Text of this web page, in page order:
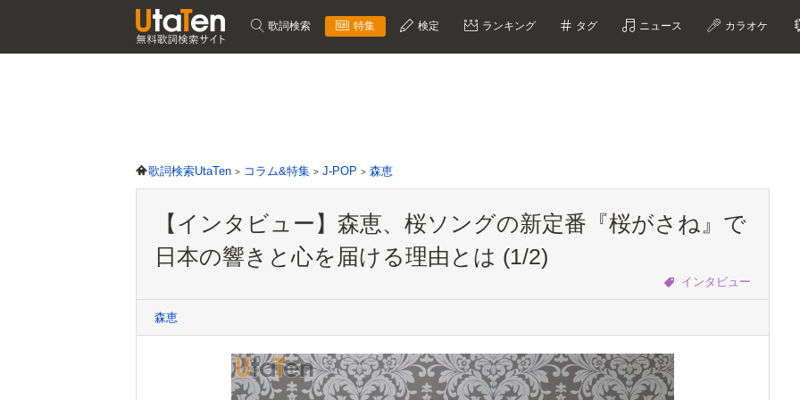
歌詞検索 特集 検定 ランキング タグ ニュース カラオケ
歌詞検索UtaTen コラム&特集 J-POP 森恵
【インタビュー】森恵、桜ソングの新定番『桜がさね』で
日本の響きと心を届ける理由とは (1/2)
インタビュー
森恵